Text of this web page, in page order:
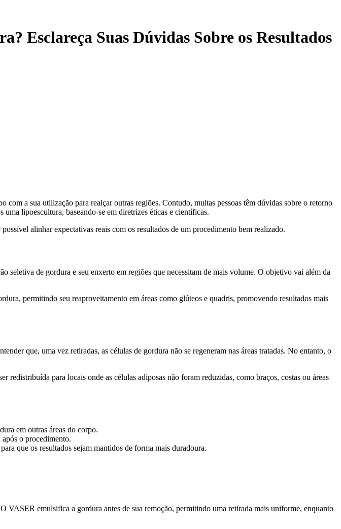
Esclareça Suas Dúvidas Sobre os Resultados
a sua utilização para realçar outras regiões. Contudo, muitas pessoas têm dúvidas sobre o retorno
lipoescultura, baseando-se em diretrizes éticas e científicas.
alinhar expectativas reais com os resultados de um procedimento bem realizado.
de gordura e seu enxerto em regiões que necessitam de mais volume. O objetivo vai além da
permitindo seu reaproveitamento em áreas como glúteos e quadris, promovendo resultados mais
que, uma vez retiradas, as células de gordura não se regeneram nas áreas tratadas. No entanto, o
para locais onde as células adiposas não foram reduzidas, como braços, costas ou áreas
em outras áreas do corpo.
o procedimento.
que os resultados sejam mantidos de forma mais duradoura.
emulsifica a gordura antes de sua remoção, permitindo uma retirada mais uniforme, enquanto